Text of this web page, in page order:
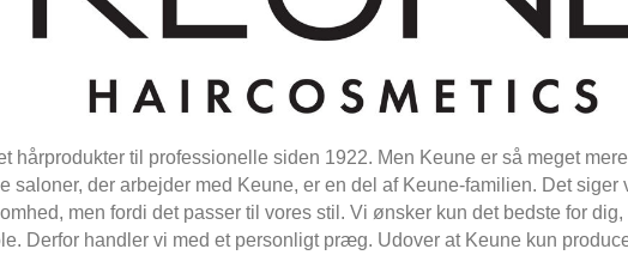
hårprodukter til professionelle siden 1922. Men Keune er så meget
saloner, der arbejder med Keune, er en del af Keune-familien. Det siger
men fordi det passer til vores stil. Vi ønsker kun det bedste for dig,
Derfor handler vi med et personligt præg. Udover at Keune kun